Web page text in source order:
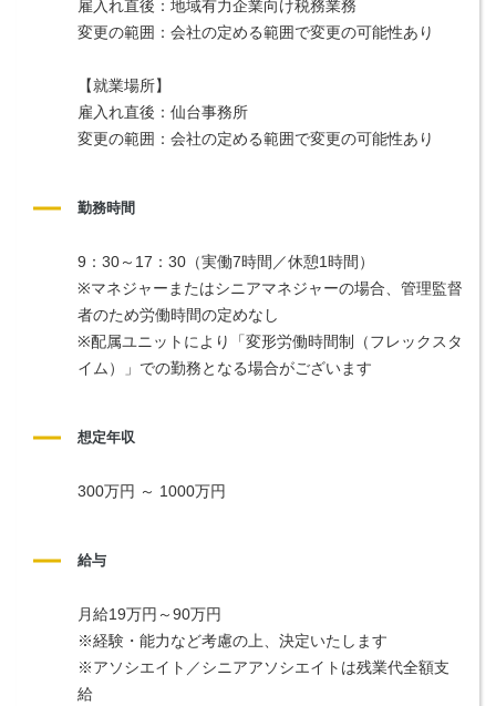
雇入れ直後：地域有力企業向け税務業務
変更の範囲：会社の定める範囲で変更の可能性あり
【就業場所】
雇入れ直後：仙台事務所
変更の範囲：会社の定める範囲で変更の可能性あり
勤務時間
9：30～17：30（実働7時間／休憩1時間）
※マネジャーまたはシニアマネジャーの場合、管理監督
者のため労働時間の定めなし
※配属ユニットにより「変形労働時間制（フレックスタ
イム）」での勤務となる場合がございます
想定年収
300万円 ～ 1000万円
給与
月給19万円～90万円
※経験・能力など考慮の上、決定いたします
※アソシエイト／シニアアソシエイトは残業代全額支
給